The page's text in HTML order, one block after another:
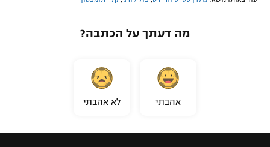
מה דעתך על הכתבה?
אהבתי לא אהבתי